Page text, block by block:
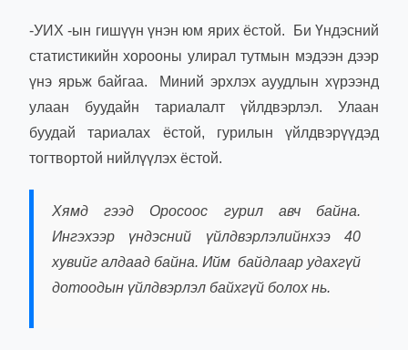
-УИХ -ын гишүүн үнэн юм ярих ёстой. Би Үндэсний
статистикийн хорооны улирал тутмын мэдээн дээр
үнэ ярьж байгаа. Миний эрхлэх ауудлын хүрээнд
улаан буудайн тариалалт үйлдвэрлэл. Улаан
буудай тариалах ёстой, гурилын үйлдвэрүүдэд
тогтвортой нийлүүлэх ёстой.
Хямд гээд Оросоос гурил авч байна.
Ингэхээр үндэсний үйлдвэрлэлийнхээ 40
хувийг алдаад байна. Ийм байдлаар удахгүй
дотоодын үйлдвэрлэл байхгүй болох нь.